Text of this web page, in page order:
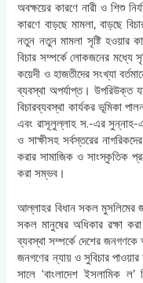
অবক্ষয়ের কারণে নারী ও শিশু
কারণে বাড়ছে মামলা, বাড়ছে
নতুন নতুন মামলা সৃষ্টি হওয়ার
বিচার সম্পর্কে লোকজনের মধ্যে
কয়েদী ও হাজতীদের সংখ্যা
ব্যবস্থা অপর্যাপ্ত। উপরিউক্ত
বিচারব্যবস্থা কার্যকর ভূমিকা
এবং রাসূলুল্লাহ স.-এর সুন্নাহ-
ও সাক্ষীসহ সর্বস্তরের
করার সামাজিক ও সাংস্কৃতিক
করা সম্ভব।
আল্লাহর বিধান সকল মুসলিমের
সকল মানুষের অধিকার রক্ষা
ব্যবস্থা সম্পর্কে দেশের
জনগণের ন্যায় ও সুবিচার
সালে ‘বাংলাদেশ ইসলামিক ল’